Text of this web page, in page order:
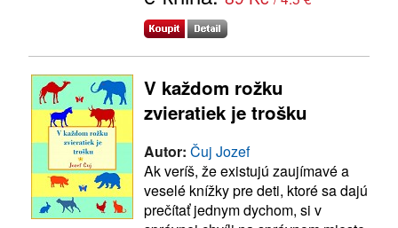
V každom rožku
zvieratiek je trošku
Autor: Čuj Jozef
Ak veríš, že existujú zaujímavé a
veselé knížky pre deti, ktoré sa dajú
prečítať jednym dychom, si v